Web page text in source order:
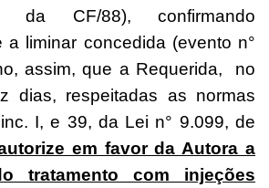
da CF/88), confirmando
a liminar concedida (evento n°
assim, que a Requerida, no
dias, respeitadas as normas
I, e 39, da Lei n° 9.099, de
em favor da Autora a
tratamento com injeções